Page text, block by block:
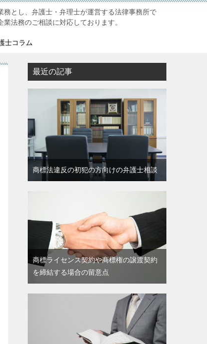
とし、弁護士・弁理士が運営する法律事務所で
法務のご相談に対応しております。
士コラム
最近の記事
商標法違反の初犯の方向けの弁護士相談
商標ライセンス契約や商標権の譲渡契約
を締結する場合の留意点